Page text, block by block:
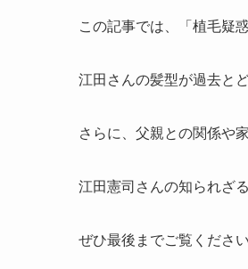
この記事では、「植毛疑
江田さんの髪型が過去と
さらに、父親との関係や
江田憲司さんの知られざ
ぜひ最後までご覧ください